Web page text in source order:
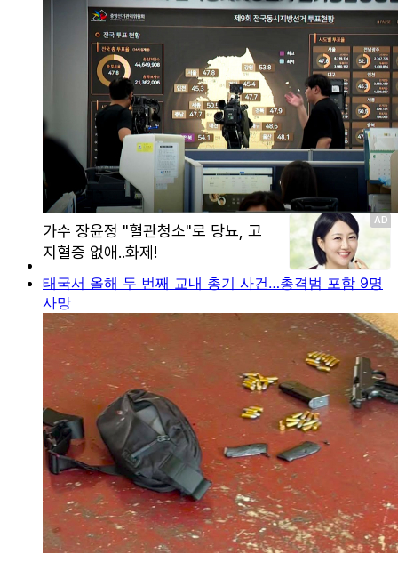
태국서 올해 두 번째 교내 총기 사건…총격범 포함 9명
사망